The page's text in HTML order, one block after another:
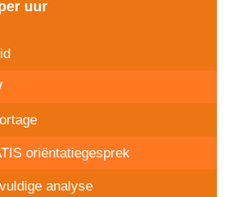
uur
oriëntatiegesprek
analyse